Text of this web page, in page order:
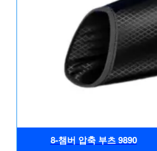
8-챔버 압축 부츠 9890